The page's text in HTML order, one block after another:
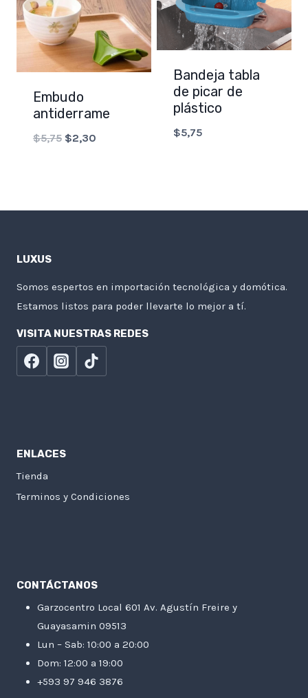
Embudo
antiderrame
$5,75 Original
$2,30
Bandeja tabla
de picar de
plástico
$5,75
LUXUS
Somos espertos en importación tecnológica y domótica.
Estamos listos para poder llevarte lo mejor a tí.
VISITA NUESTRAS REDES
ENLACES
Tienda
Terminos y Condiciones
CONTÁCTANOS
Garzocentro Local 601 Av. Agustín Freire y
Guayasamin 09513
Lun – Sab: 10:00 a 20:00
Dom: 12:00 a 19:00
+593 97 946 3876